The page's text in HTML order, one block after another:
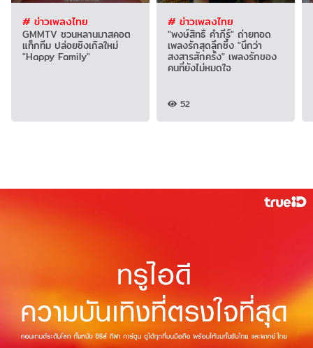
# ข่าวเพลงไทย
GMMTV ชวนหลานมาสคอต
แท็กทีม ปล่อยซิงเกิลใหม่
"Happy Family"
# ข่าวเพลงไทย
"พงษ์สิทธิ์ คำภีร์" ถ่ายทอด
เพลงรักสุดลึกซึ้ง "นึกว่า
สงสารสักครั้ง" เพลงรักของ
คนที่ยังไม่หมดใจ
52